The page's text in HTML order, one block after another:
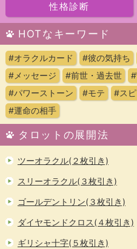
性格診断
HOTなキーワード
#オラクルカード #彼の気持ち
#メッセージ
#前世・過去世
#パワーストーン
#モテ #ス
#運命の相手
タロットの展開法
ツーオラクル(２枚引き)
スリーオラクル(３枚引き)
ゴールデントリン(３枚引き)
ダイヤモンドクロス(４枚引き)
ギリシャ十字(５枚引き)